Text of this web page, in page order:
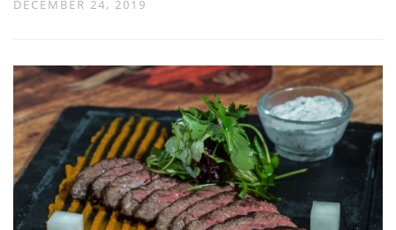
DECEMBER 24, 2019